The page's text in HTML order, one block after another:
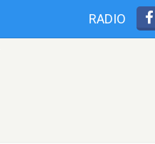
RADIO